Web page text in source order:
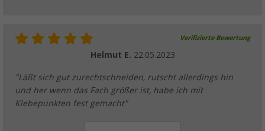
Verifizierte Bewertung
Helmut E. 22.05.2023
"Läßt sich gut zurechtschneiden, rutscht allerdings hin
und her wenn das Fach größer ist, habe ich mit
Klebepunkten fest gemacht"